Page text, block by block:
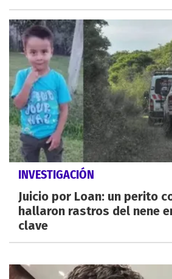
INVESTIGACIÓN
Juicio por Loan: un perito
hallaron rastros del nene
clave